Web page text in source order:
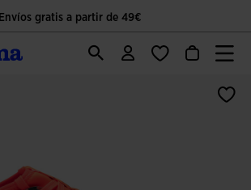
Envíos gratis a partir de 49€